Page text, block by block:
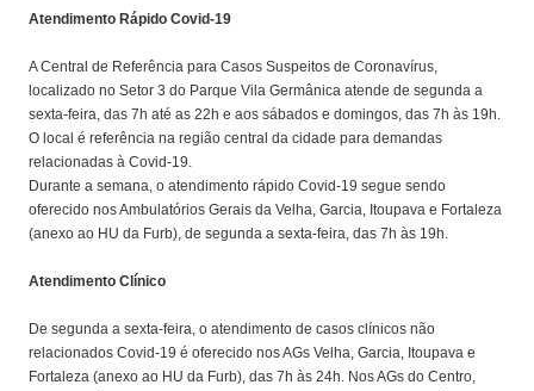
Atendimento Rápido Covid-19
A Central de Referência para Casos Suspeitos de Coronavírus,
localizado no Setor 3 do Parque Vila Germânica atende de segunda a
sexta-feira, das 7h até as 22h e aos sábados e domingos, das 7h às 19h.
O local é referência na região central da cidade para demandas
relacionadas à Covid-19.
Durante a semana, o atendimento rápido Covid-19 segue sendo
oferecido nos Ambulatórios Gerais da Velha, Garcia, Itoupava e Fortaleza
(anexo ao HU da Furb), de segunda a sexta-feira, das 7h às 19h.
Atendimento Clínico
De segunda a sexta-feira, o atendimento de casos clínicos não
relacionados Covid-19 é oferecido nos AGs Velha, Garcia, Itoupava e
Fortaleza (anexo ao HU da Furb), das 7h às 24h. Nos AGs do Centro,